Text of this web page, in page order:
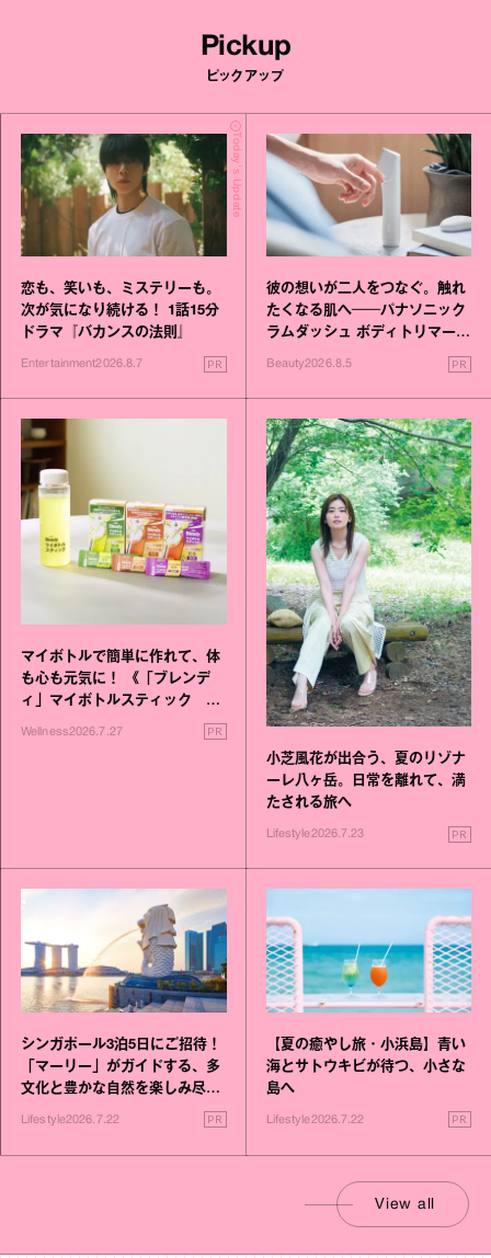
Pickup
ピックアップ
Today's Update
恋も、笑いも、ミステリーも。
次が気になり続ける！ 1話15分
ドラマ『バカンスの法則』
Entertainment2026.8.7 PR
彼の想いが二人をつなぐ。触れ
たくなる肌へ──パナソニック
ラムダッシュ ボディトリマーが
Beauty2026.8.5 PR
マイボトルで簡単に作れて、体
も心も元気に！ 《「ブレンデ
ィ」マイボトルスティック い
いこと毎日》シリーズが誕生
Wellness2026.7.27 PR
小芝風花が出合う、夏のリゾナ
ーレ八ヶ岳。日常を離れて、満
たされる旅へ
Lifestyle2026.7.23 PR
シンガポール3泊5日にご招待！
「マーリー」がガイドする、多
文化と豊かな自然を楽しみ尽く
Lifestyle2026.7.22 PR
【夏の癒やし旅・小浜島】青い
海とサトウキビが待つ、小さな
島へ
Lifestyle2026.7.22 PR
View all